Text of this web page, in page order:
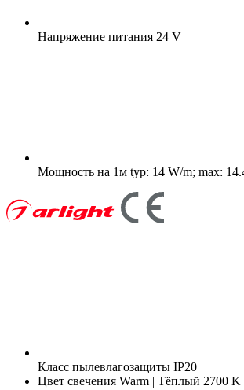
Напряжение питания 24 V
Мощность на 1м typ: 14 W/m; max:
Класс пылевлагозащиты IP20
Цвет свечения Warm | Тёплый 2700 K